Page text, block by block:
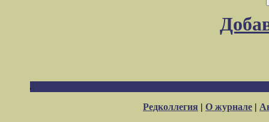
Редколлегия | О журнале |